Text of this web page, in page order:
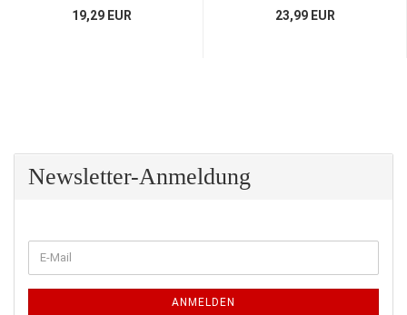
19,29 EUR 23,99 EUR
Newsletter-Anmeldung
ZUR
NEWSLETTER-
E-
Mail
ANMELDEN